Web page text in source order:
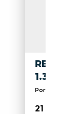
1.3 TCE
Porte
21 500€